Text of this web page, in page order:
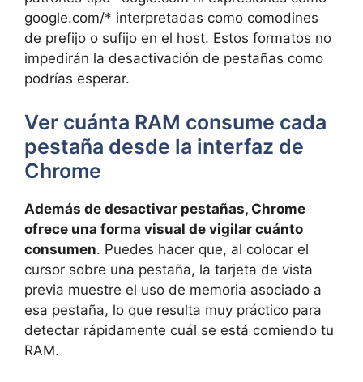
google.com/* interpretadas como comodines
de prefijo o sufijo en el host. Estos formatos no
impedirán la desactivación de pestañas como
podrías esperar.
Ver cuánta RAM consume cada
pestaña desde la interfaz de
Chrome
Además de desactivar pestañas, Chrome
ofrece una forma visual de vigilar cuánto
consumen. Puedes hacer que, al colocar el
cursor sobre una pestaña, la tarjeta de vista
previa muestre el uso de memoria asociado a
esa pestaña, lo que resulta muy práctico para
detectar rápidamente cuál se está comiendo tu
RAM.